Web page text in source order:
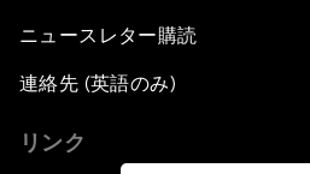
ニュースレター購読
連絡先 (英語のみ)
リンク